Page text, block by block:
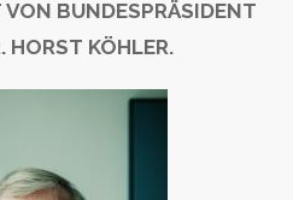
VON BUNDESPRÄSIDENT
HORST KÖHLER.